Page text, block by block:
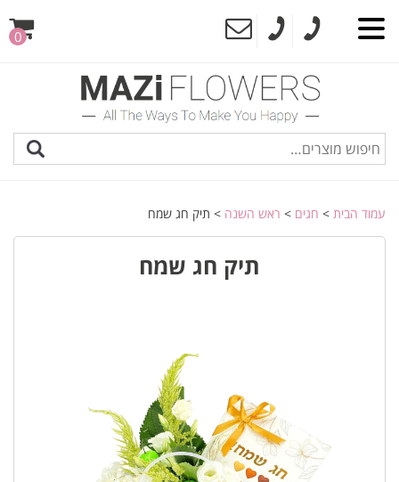
0
עמוד הבית > חגים > ראש השנה > תיק חג שמח
תיק חג שמח